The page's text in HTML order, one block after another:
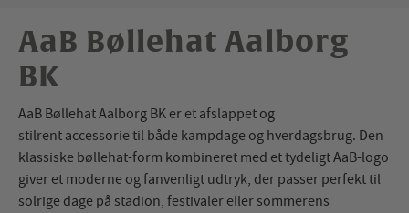
AaB Bøllehat Aalborg
BK
AaB Bøllehat Aalborg BK er et afslappet og
stilrent accessorie til både kampdage og hverdagsbrug. Den
klassiske bøllehat-form kombineret med et tydeligt AaB-logo
giver et moderne og fanvenligt udtryk, der passer perfekt til
solrige dage på stadion, festivaler eller sommerens